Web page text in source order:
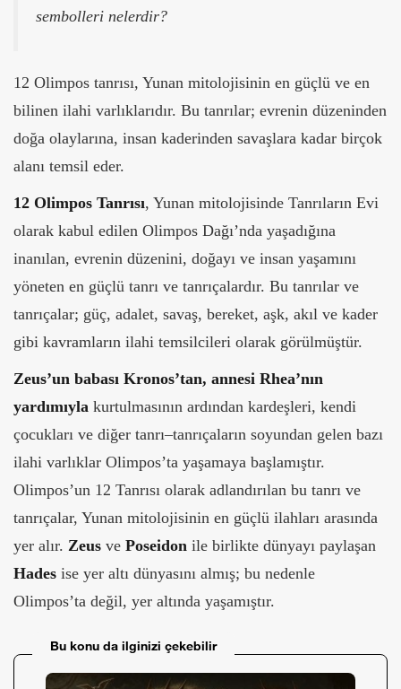
sembolleri nelerdir?
12 Olimpos tanrısı, Yunan mitolojisinin en güçlü ve en
bilinen ilahi varlıklarıdır. Bu tanrılar; evrenin düzeninden
doğa olaylarına, insan kaderinden savaşlara kadar birçok
alanı temsil eder.
12 Olimpos Tanrısı, Yunan mitolojisinde Tanrıların Evi
olarak kabul edilen Olimpos Dağı’nda yaşadığına
inanılan, evrenin düzenini, doğayı ve insan yaşamını
yöneten en güçlü tanrı ve tanrıçalardır. Bu tanrılar ve
tanrıçalar; güç, adalet, savaş, bereket, aşk, akıl ve kader
gibi kavramların ilahi temsilcileri olarak görülmüştür.
Zeus’un babası Kronos’tan, annesi Rhea’nın
yardımıyla kurtulmasının ardından kardeşleri, kendi
çocukları ve diğer tanrı–tanrıçaların soyundan gelen bazı
ilahi varlıklar Olimpos’ta yaşamaya başlamıştır.
Olimpos’un 12 Tanrısı olarak adlandırılan bu tanrı ve
tanrıçalar, Yunan mitolojisinin en güçlü ilahları arasında
yer alır. Zeus ve Poseidon ile birlikte dünyayı paylaşan
Hades ise yer altı dünyasını almış; bu nedenle
Olimpos’ta değil, yer altında yaşamıştır.
Bu konu da ilginizi çekebilir